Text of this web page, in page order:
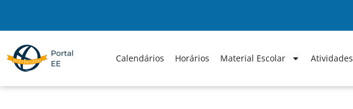
content
Calendários Horários Material Escolar Atividades